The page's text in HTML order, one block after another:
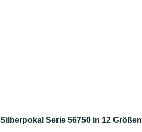
Silberpokal Serie 56750 in 12 Größen